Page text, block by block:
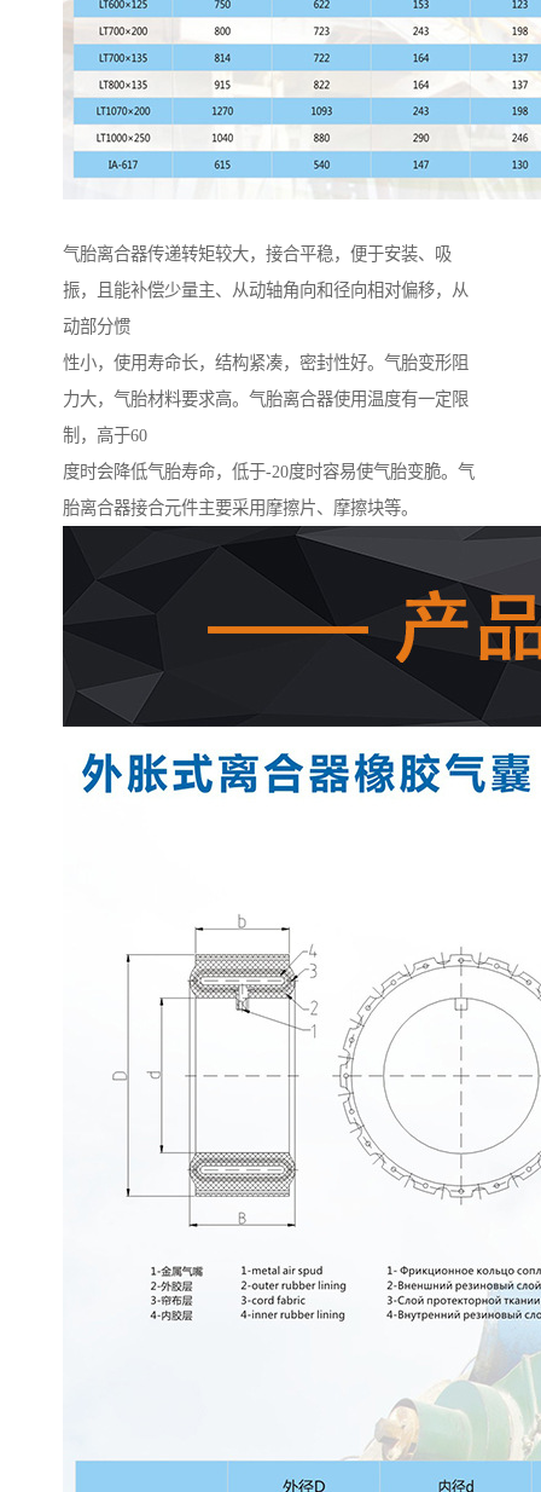
气胎离合器传递转矩较大，接合平稳，便于安装、吸
振，且能补偿少量主、从动轴角向和径向相对偏移，从
动部分惯
性小，使用寿命长，结构紧凑，密封性好。气胎变形阻
力大，气胎材料要求高。气胎离合器使用温度有一定限
制，高于60
度时会降低气胎寿命，低于-20度时容易使气胎变脆。气
胎离合器接合元件主要采用摩擦片、摩擦块等。